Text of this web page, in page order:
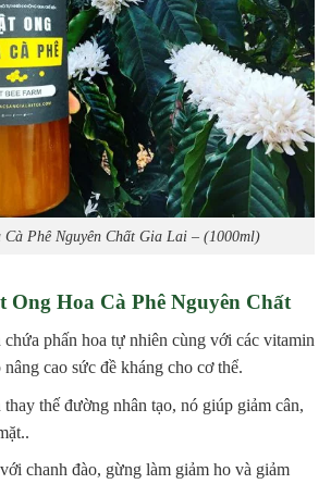
Cà Phê Nguyên Chất Gia Lai – (1000ml)
Ong Hoa Cà Phê Nguyên Chất
phấn hoa tự nhiên cùng với các vitamin
cao sức đề kháng cho cơ thể.
thế đường nhân tạo, nó giúp giảm cân,
chanh đào, gừng làm giảm ho và giảm